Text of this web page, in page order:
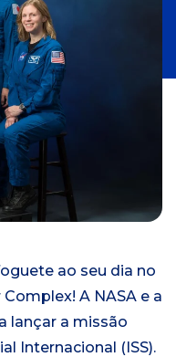
ao seu dia no
A NASA e a
lançar a missão
Internacional (ISS).